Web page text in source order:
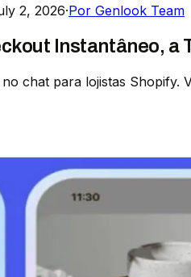
2, 2026·Por Genlook Team
Instantâneo, a
chat para lojistas